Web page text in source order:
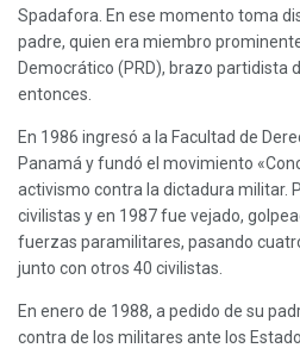
Spadafora. En ese momento toma
padre, quien era miembro
Democrático (PRD), brazo partidista
entonces.
En 1986 ingresó a la Facultad de
Panamá y fundó el movimiento
activismo contra la dictadura militar.
civilistas y en 1987 fue vejado,
fuerzas paramilitares, pasando
junto con otros 40 civilistas.
En enero de 1988, a pedido de su
contra de los militares ante los